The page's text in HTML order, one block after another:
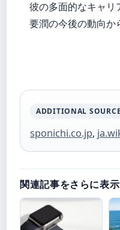
彼の多面的なキャリ
要潤の今後の動向か
ADDITIONAL
sponichi.co.jp,
関連記事をさらに表示